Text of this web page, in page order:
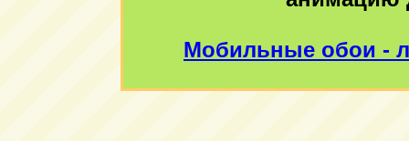
Мобильные обои -